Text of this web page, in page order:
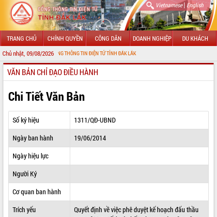
Vietnamese| English
TRANG CHỦ CHÍNH QUYỀN CÔNG DÂN DOANH NGHIỆP DU KHÁCH
Chủ nhật, 09/08/2026
ĐẾN VỚI CỔNG THÔNG TIN ĐIỆN TỬ TỈNH ĐẮK LẮK
GIỚI THIỆU
LÃNH ĐẠO UBND TỈNH
TIN TỨC SỰ KIỆN
SỞ, BAN, NGÀNH
THÔNG TIN CHỈ ĐẠO ĐIỀU HÀNH
HỆ THỐNG VĂN BẢN
VĂN BẢN HĐND TỈNH
VĂN BẢN CHỈ ĐẠO ĐIỀU HÀNH
Chi Tiết Văn Bản
Số ký hiệu
1311/QĐ-UBND
Ngày ban hành
19/06/2014
Ngày hiệu lực
Người Ký
Cơ quan ban hành
Trích yếu
Quyết định về việc phê duyệt kế hoạch đấu thầu